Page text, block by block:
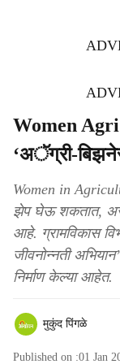
Women Agri
‘अॅग्री-
Women in
झेप घेऊ शकतात, असे
आहे. ग्रामविकास
जीवनोन्नती
निर्माण केल्या आहेत.
मुकुंद पिंगळे
Published on :01 Jan